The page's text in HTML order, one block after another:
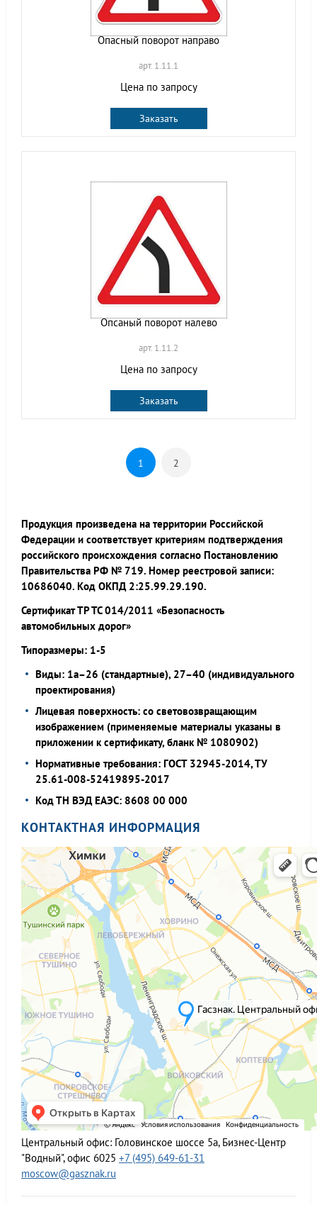
Опасный поворот направо
арт. 1.11.1
Цена по запросу
Заказать
Опсаный поворот налево
арт. 1.11.2
Цена по запросу
Заказать
1 2
Продукция произведена на территории Российской
Федерации и соответствует критериям подтверждения
российского происхождения согласно Постановлению
Правительства РФ № 719. Номер реестровой записи:
10686040. Код ОКПД 2:25.99.29.190.
Сертификат ТР ТС 014/2011 «Безопасность
автомобильных дорог»
Типоразмеры: 1-5
Виды: 1а–26 (стандартные), 27–40 (индивидуального
проектирования)
Лицевая поверхность: со световозвращающим
изображением (применяемые материалы указаны в
приложении к сертификату, бланк № 1080902)
Нормативные требования: ГОСТ 32945-2014, ТУ
25.61-008-52419895-2017
Код ТН ВЭД ЕАЭС: 8608 00 000
КОНТАКТНАЯ ИНФОРМАЦИЯ
Центральный офис: Головинское шоссе 5а, Бизнес-Центр
"Водный", офис 6025 +7 (495) 649-61-31
moscow@gasznak.ru